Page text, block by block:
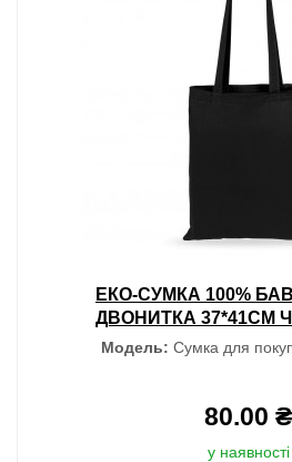
ЕКО-СУМКА 100%
ДВОНИТКА 37*41СМ
Модель: Сумка для
80.00 ₴
у наявності